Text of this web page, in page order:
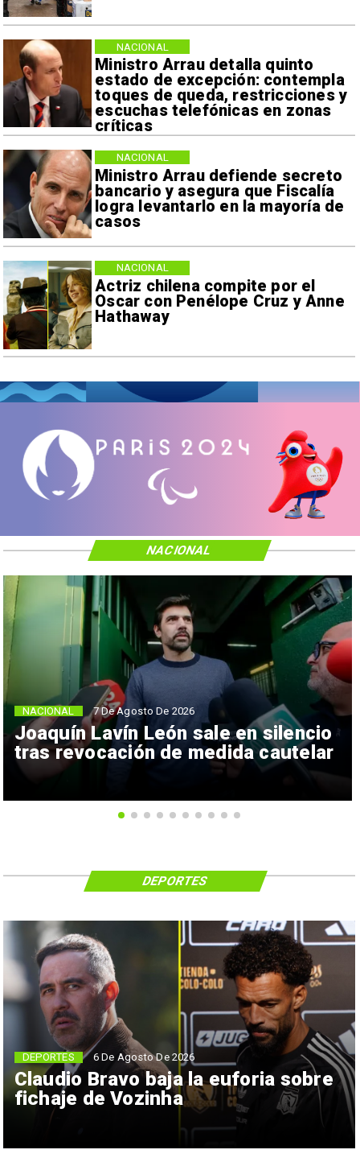
Ministro Arrau detalla quinto
estado de excepción: contempla
toques de queda, restricciones y
escuchas telefónicas en zonas
críticas
NACIONAL
Ministro Arrau defiende secreto
bancario y asegura que Fiscalía
logra levantarlo en la mayoría de
casos
NACIONAL
Actriz chilena compite por el
Oscar con Penélope Cruz y Anne
Hathaway
NACIONAL
Joaquín Lavín León sale en silencio
tras revocación de medida cautelar
NACIONAL 7 De Agosto De 2026
NACIONAL
Claudio Bravo baja la euforia sobre
fichaje de Vozinha
DEPORTES 6 De Agosto De 2026
DEPORTES